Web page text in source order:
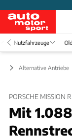
Nutzfahrzeuge
Alternative Antriebe
PORSCHE MISSION R
Mit